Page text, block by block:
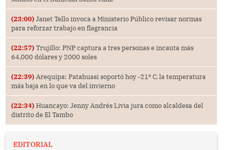
(23:00) Janet Tello invoca a Ministerio Público revisar normas
para reforzar trabajo en flagrancia
(22:57) Trujillo: PNP captura a tres personas e incauta más
64,000 dólares y 2000 soles
(22:39) Arequipa: Patahuasi soportó hoy -21⁰ C, la temperatura
más baja en lo que va del invierno
(22:34) Huancayo: Jenny Andrés Livia jura como alcaldesa del
distrito de El Tambo
EDITORIAL